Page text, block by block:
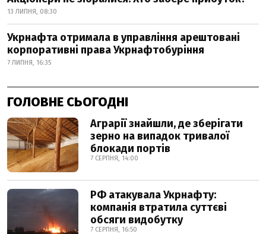
13 ЛИПНЯ, 08:30
Укрнафта отримала в управління арештовані
корпоративні права Укрнафтобуріння
7 ЛИПНЯ, 16:35
ГОЛОВНЕ СЬОГОДНІ
Аграрії знайшли, де зберігати
зерно на випадок тривалої
блокади портів
7 СЕРПНЯ, 14:00
РФ атакувала Укрнафту:
компанія втратила суттєві
обсяги видобутку
7 СЕРПНЯ, 16:50